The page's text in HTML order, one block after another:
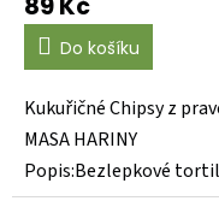
produktu
4,0
5
hvězdiček.
Do košíku
Kukuřičné Chipsy z
MASA HARINY
Popis:Bezlepkové